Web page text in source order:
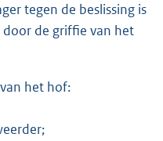
tegen de beslissing is
de griffie van het
het hof: